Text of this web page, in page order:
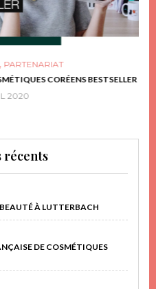
, PARTENARIAT
CORÉENS BESTSELLER
2020
récents
À LUTTERBACH
DE COSMÉTIQUES